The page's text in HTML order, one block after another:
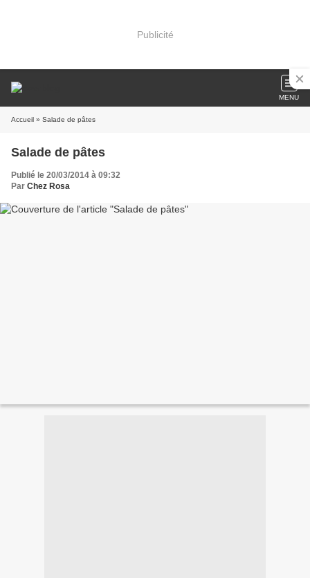
Publicité
MENU
Accueil » Salade de pâtes
Salade de pâtes
Publié le 20/03/2014 à 09:32
Par Chez Rosa